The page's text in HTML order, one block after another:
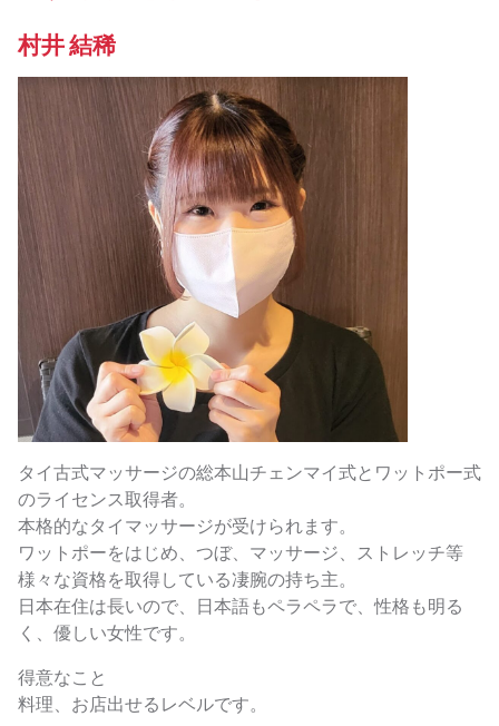
村井 結稀
タイ古式マッサージの総本山チェンマイ式とワットポー式
のライセンス取得者。
本格的なタイマッサージが受けられます。
ワットポーをはじめ、つぼ、マッサージ、ストレッチ等
様々な資格を取得している凄腕の持ち主。
日本在住は長いので、日本語もペラペラで、性格も明る
く、優しい女性です。
得意なこと
料理、お店出せるレベルです。